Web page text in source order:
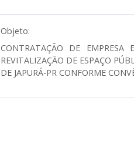
Objeto:
CONTRATAÇÃO DE EMPRESA
REVITALIZAÇÃO DE ESPAÇO
DE JAPURÁ-PR CONFORME